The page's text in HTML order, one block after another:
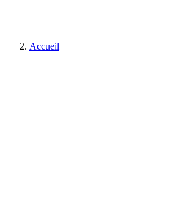
Accueil